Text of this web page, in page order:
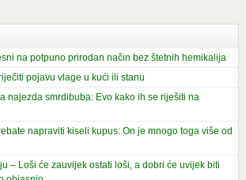
na potpuno prirodan način bez štetnih hemikalija
pojavu vlage u kući ili stanu
najezda smrdibuba: Evo kako ih se riješiti na
napraviti kiseli kupus: On je mnogo toga više od
– Loši će zauvijek ostati loši, a dobri će uvijek biti